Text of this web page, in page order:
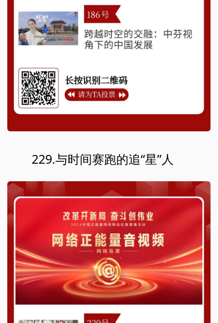
229.与时间赛跑的追“星”人